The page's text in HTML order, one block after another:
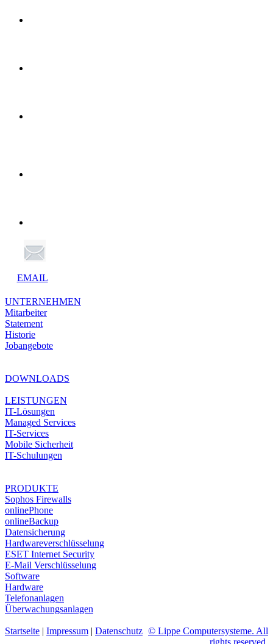
EMAIL
UNTERNEHMEN
Mitarbeiter
Statement
Historie
Jobangebote
DOWNLOADS
LEISTUNGEN
IT-Lösungen
Managed Services
IT-Services
Mobile Sicherheit
IT-Schulungen
PRODUKTE
Sophos Firewalls
onlinePhone
onlineBackup
Datensicherung
Hardwareverschlüsselung
ESET Internet Security
E-Mail Verschlüsselung
Software
Hardware
Telefonanlagen
Überwachungsanlagen
Startseite | Impressum | Datenschutz © Lippe Computersysteme. All
rights reserved.